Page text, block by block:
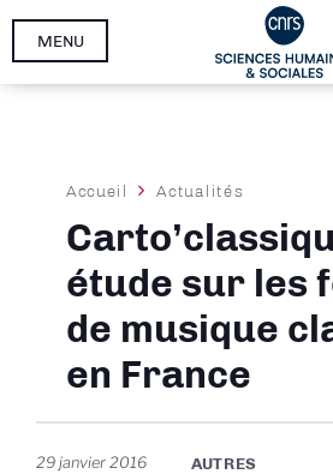
Aller
MENU
Fil
d'Ariane
Accueil Actualités
étude sur les
de musique
en France
29 janvier 2016 AUTRES